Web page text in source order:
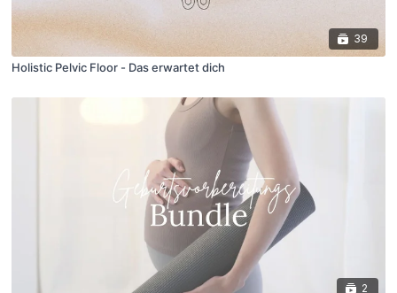
39
Holistic Pelvic Floor - Das erwartet dich
2